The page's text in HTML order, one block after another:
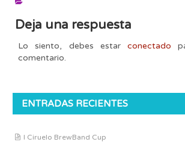
Deja una respuesta
Lo siento, debes estarconectado
comentario.
ENTRADAS RECIENTES
I Ciruelo BrewBand Cup